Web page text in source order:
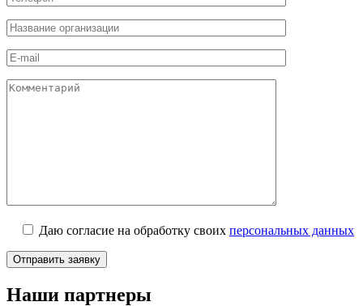
Даю согласие на обработку своих персональных данных
Наши партнеры